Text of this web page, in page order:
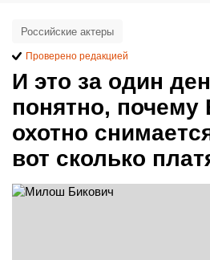
И это за один
понятно, почему
охотно
вот сколько
Российские актеры
Проверено редакцией